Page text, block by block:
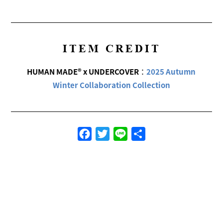
ITEM CREDIT
HUMAN MADE® x UNDERCOVER ：2025 Autumn
Winter Collaboration Collection
FacebookTwitterLine